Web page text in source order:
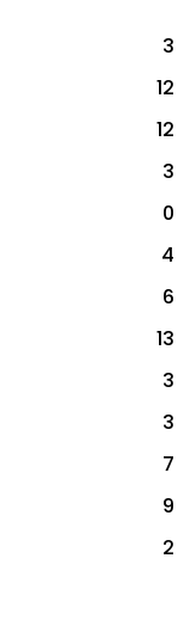
3
12
12
3
0
4
6
13
3
3
7
9
2